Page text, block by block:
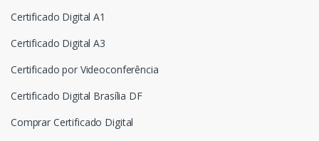
Certificado Digital A1
Certificado Digital A3
Certificado por Videoconferência
Certificado Digital Brasília DF
Comprar Certificado Digital